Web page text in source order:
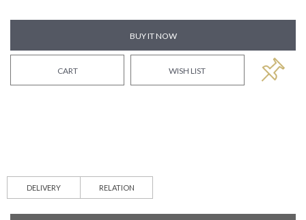
BUY IT NOW
CART WISH LIST
DELIVERY RELATION